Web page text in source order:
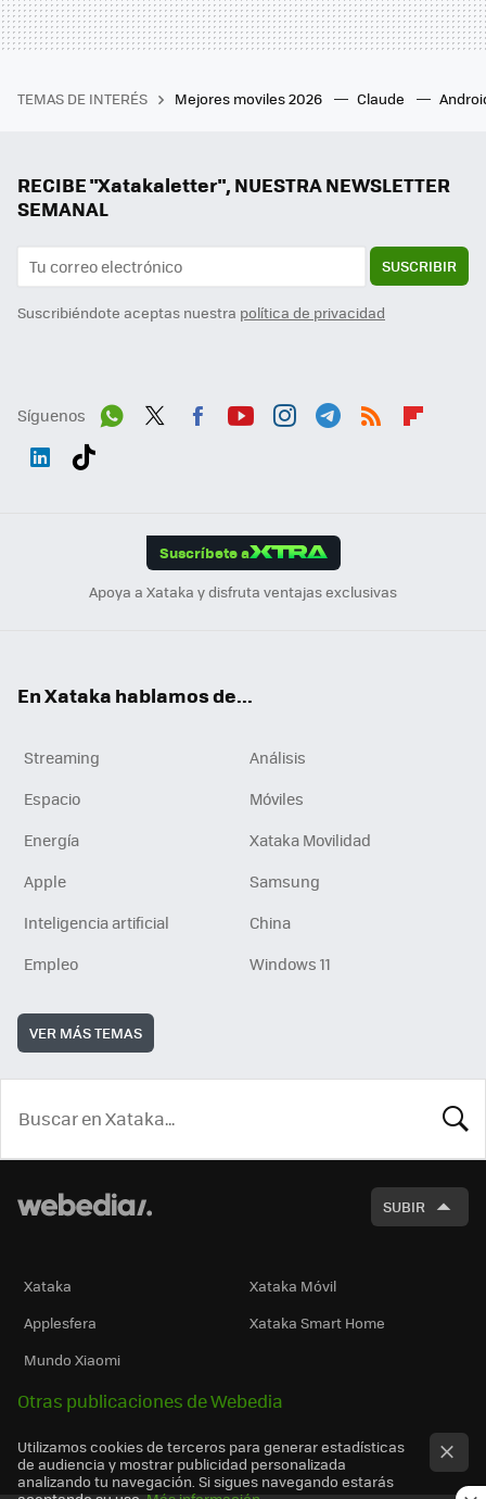
TEMAS DE INTERÉS Mejores moviles 2026 Claude
RECIBE "Xatakaletter", NUESTRA NEWSLETTER
SEMANAL
SUSCRIBIR
Suscribiéndote aceptas nuestra política de privacidad
Síguenos
Suscríbete a
Apoya a Xataka y disfruta ventajas exclusivas
En Xataka hablamos de...
Streaming
Análisis
Espacio
Móviles
Energía
Xataka Movilidad
Apple
Samsung
Inteligencia artificial
China
Empleo
Windows 11
VER MÁS TEMAS
SUBIR
Xataka
Xataka Móvil
Applesfera
Xataka Smart Home
Mundo Xiaomi
Otras publicaciones de Webedia
Utilizamos cookies de terceros para generar estadísticas
de audiencia y mostrar publicidad personalizada
analizando tu navegación. Si sigues navegando estarás